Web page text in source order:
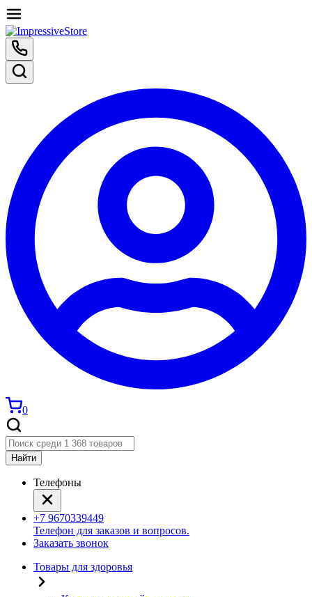
0
Найти
Телефоны
+7 9670339449
Телефон для заказов и вопросов.
Заказать звонок
Товары для здоровья